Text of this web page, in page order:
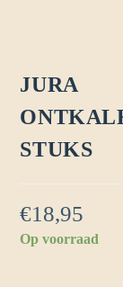
JURA
STUKS
€18,95
Op voorraad